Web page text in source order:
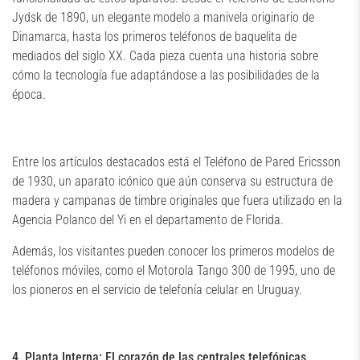
Jydsk de 1890, un elegante modelo a manivela originario de
Dinamarca, hasta los primeros teléfonos de baquelita de
mediados del siglo XX. Cada pieza cuenta una historia sobre
cómo la tecnología fue adaptándose a las posibilidades de la
época.
Entre los artículos destacados está el Teléfono de Pared Ericsson
de 1930, un aparato icónico que aún conserva su estructura de
madera y campanas de timbre originales que fuera utilizado en la
Agencia Polanco del Yi en el departamento de Florida.
Además, los visitantes pueden conocer los primeros modelos de
teléfonos móviles, como el Motorola Tango 300 de 1995, uno de
los pioneros en el servicio de telefonía celular en Uruguay.